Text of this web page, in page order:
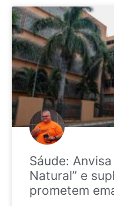
Sáude:
Natural” e
prometem